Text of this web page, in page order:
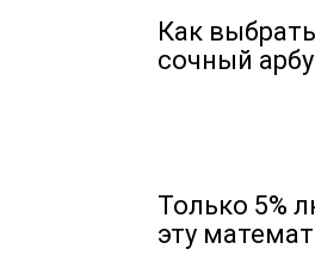
Как
сочный
Только 5%
эту